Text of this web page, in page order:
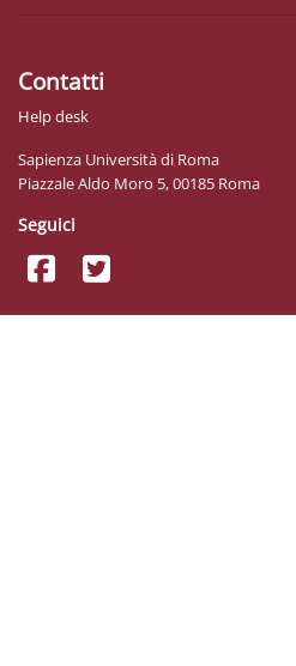
Contatti
Help desk
Sapienza Università di Roma
Piazzale Aldo Moro 5, 00185 Roma
Seguici